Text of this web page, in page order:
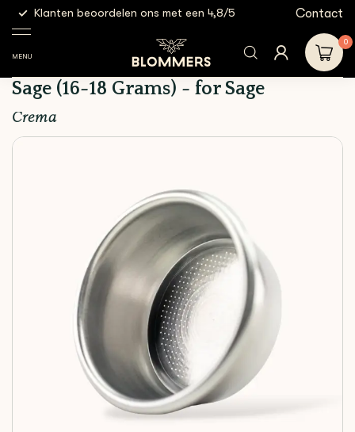
Klanten beoordelen ons met een 4,8/5 Gratis
Contact
MENU
0
Crema - Portafilter Basket
Grams) - for Sage
Crema - Portafilter Basket 54mm for
Sage (16-18 Grams) - for Sage
Crema